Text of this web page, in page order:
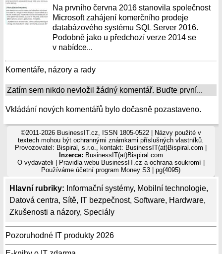
Hlavní rubriky: Informační systémy, Mobilní technologie,
Datová centra, Sítě, IT bezpečnost, Software, Hardware,
Zkušenosti a názory, Speciály
Pozoruhodné IT produkty 2026
Na prvního června 2016 stanovila společnost
Microsoft zahájení komerčního prodeje
databázového systému SQL Server 2016.
Podobně jako u předchozí verze 2014 se
v nabídce...
Komentáře, názory a rady
Zatím sem nikdo nevložil žádný komentář. Buďte první...
Vkládání nových komentářů bylo dočasně pozastaveno.
©2011-2026 BusinessIT.cz, ISSN 1805-0522 | Názvy použité v
textech mohou být ochrannými známkami příslušných vlastníků.
Provozovatel: Bispiral, s.r.o., kontakt: BusinessIT(at)Bispiral.com |
Inzerce: BusinessIT(at)Bispiral.com
O vydavateli
Pravidla webu BusinessIT.cz a ochrana soukromí|
Používámeúčetní program Money S3 | pg(4095)